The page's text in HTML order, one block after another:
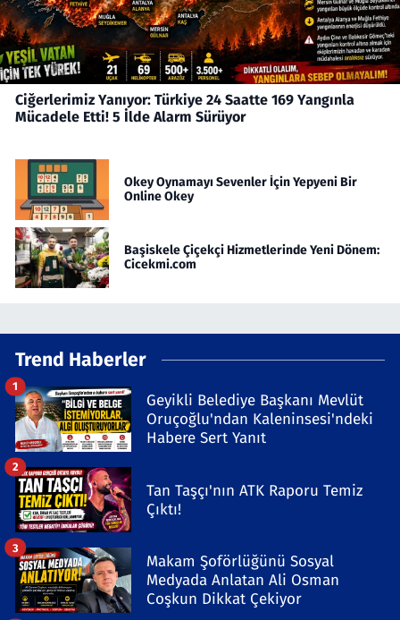
Ciğerlerimiz Yanıyor: Türkiye 24 Saatte 169 Yangınla
Mücadele Etti! 5 İlde Alarm Sürüyor
Okey Oynamayı Sevenler İçin Yepyeni Bir
Online Okey
Başiskele Çiçekçi Hizmetlerinde Yeni Dönem:
Cicekmi.com
Trend Haberler
Geyikli Belediye Başkanı Mevlüt
Oruçoğlu'ndan Kaleninsesi'ndeki
Habere Sert Yanıt
1
Tan Taşçı'nın ATK Raporu Temiz
Çıktı!
2
Makam Şoförlüğünü Sosyal
Medyada Anlatan Ali Osman
Coşkun Dikkat Çekiyor
3